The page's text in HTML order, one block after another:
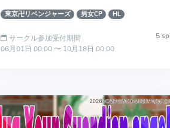
東京卍リベンジャーズ 男女CP HL
5 sp
サークル参加受付期間
06月01日 00:00 〜 10月18日 00:00